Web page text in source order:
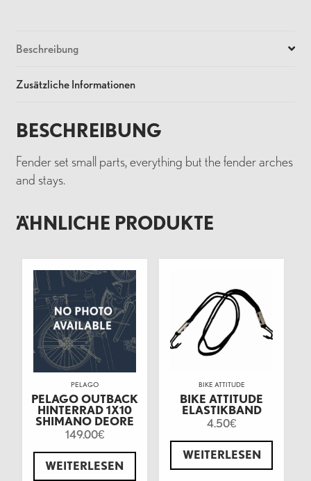
Beschreibung
Zusätzliche Informationen
BESCHREIBUNG
Fender set small parts, everything but the fender arches
and stays.
ÄHNLICHE PRODUKTE
PELAGO
PELAGO OUTBACK
HINTERRAD 1X10
SHIMANO DEORE
149.00€
WEITERLESEN
BIKE ATTITUDE
BIKE ATTITUDE
ELASTIKBAND
4.50€
WEITERLESEN